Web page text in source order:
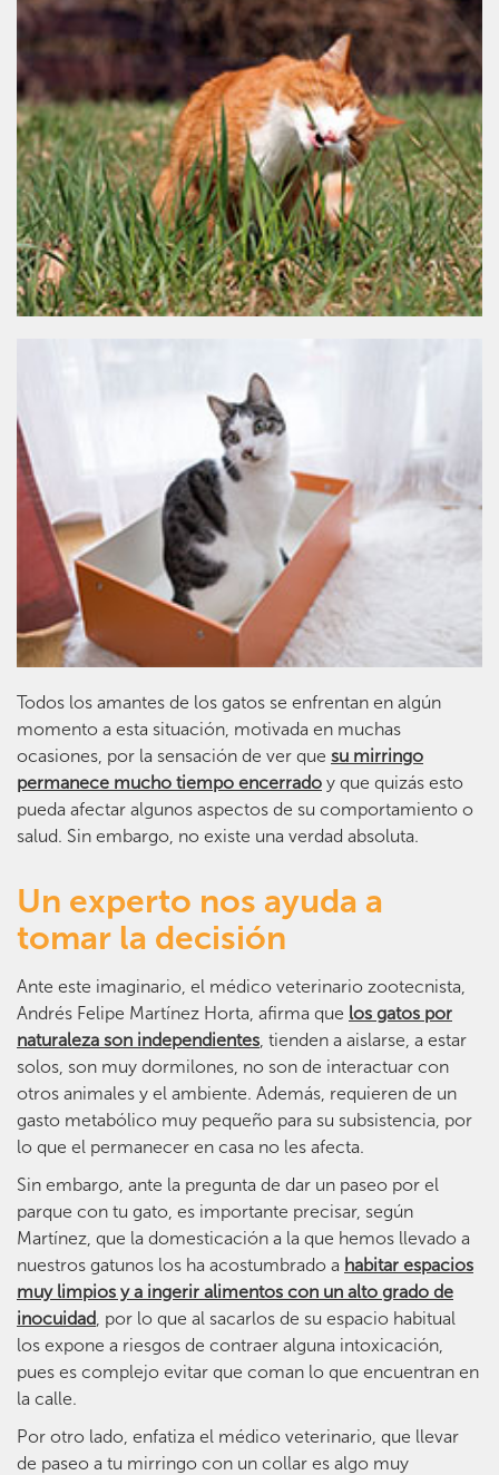
Todos los amantes de los gatos se enfrentan en algún
momento a esta situación, motivada en muchas
ocasiones, por la sensación de ver que su mirringo
permanece mucho tiempo encerrado y que quizás esto
pueda afectar algunos aspectos de su comportamiento o
salud. Sin embargo, no existe una verdad absoluta.
Un experto nos ayuda a
tomar la decisión
Ante este imaginario, el médico veterinario zootecnista,
Andrés Felipe Martínez Horta, afirma que los gatos por
naturaleza son independientes, tienden a aislarse, a estar
solos, son muy dormilones, no son de interactuar con
otros animales y el ambiente. Además, requieren de un
gasto metabólico muy pequeño para su subsistencia, por
lo que el permanecer en casa no les afecta.
Sin embargo, ante la pregunta de dar un paseo por el
parque con tu gato, es importante precisar, según
Martínez, que la domesticación a la que hemos llevado a
nuestros gatunos los ha acostumbrado a habitar espacios
muy limpios y a ingerir alimentos con un alto grado de
inocuidad, por lo que al sacarlos de su espacio habitual
los expone a riesgos de contraer alguna intoxicación,
pues es complejo evitar que coman lo que encuentran en
la calle.
Por otro lado, enfatiza el médico veterinario, que llevar
de paseo a tu mirringo con un collar es algo muy